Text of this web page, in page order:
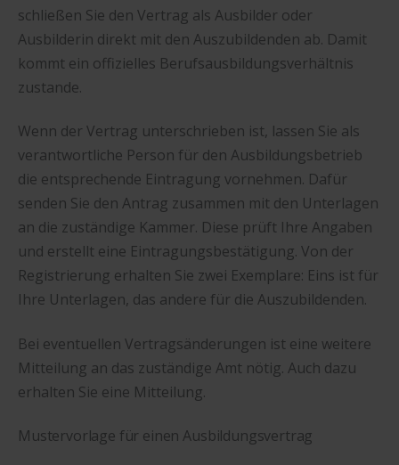
schließen Sie den Vertrag als Ausbilder oder
Ausbilderin direkt mit den Auszubildenden ab. Damit
kommt ein offizielles Berufsausbildungsverhältnis
zustande.
Wenn der Vertrag unterschrieben ist, lassen Sie als
verantwortliche Person für den Ausbildungsbetrieb
die entsprechende Eintragung vornehmen. Dafür
senden Sie den Antrag zusammen mit den Unterlagen
an die zuständige Kammer. Diese prüft Ihre Angaben
und erstellt eine Eintragungsbestätigung. Von der
Registrierung erhalten Sie zwei Exemplare: Eins ist für
Ihre Unterlagen, das andere für die Auszubildenden.
Bei eventuellen Vertragsänderungen ist eine weitere
Mitteilung an das zuständige Amt nötig. Auch dazu
erhalten Sie eine Mitteilung.
Mustervorlage für einen Ausbildungsvertrag